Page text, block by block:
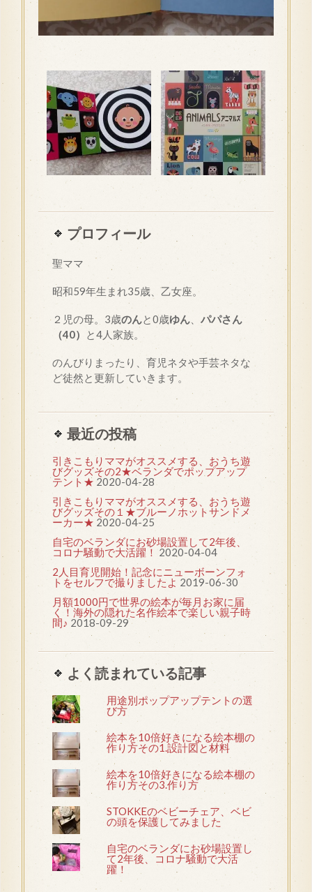
プロフィール
聖ママ
昭和59年生まれ35歳、乙女座。
２児の母。3歳のんと0歳ゆん
パパさん
（40）
と4人家族。
のんびりまったり、育児ネタや手芸ネタな
ど徒然と更新していきます。
最近の投稿
引きこもりママがオススメする、おうち遊
びグッズその2★ベランダでポップアップ
テント★ 2020-04-28
引きこもりママがオススメする、おうち遊
びグッズその１★ブルーノホットサンドメ
ーカー★ 2020-04-25
自宅のベランダにお砂場設置して2年後、
コロナ騒動で大活躍！ 2020-04-04
2人目育児開始！記念にニューボーンフォ
トをセルフで撮りましたよ 2019-06-30
月額1000円で世界の絵本が毎月お家に届
く！海外の隠れた名作絵本で楽しい親子時
間♪ 2018-09-29
よく読まれている記事
用途別ポップアップテントの選
び方
絵本を10倍好きになる絵本棚の
作り方その1.設計図と材料
絵本を10倍好きになる絵本棚の
作り方その3.作り方
STOKKEのベビーチェア、ベビ
の頭を保護してみました
自宅のベランダにお砂場設置し
て2年後、コロナ騒動で大活
躍！